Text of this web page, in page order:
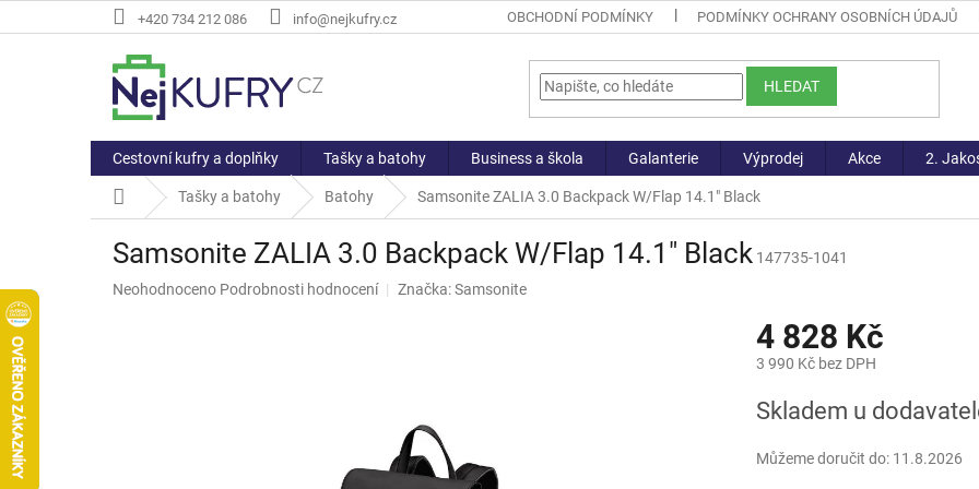
na
+420 734 212 086 info@nejkufry.cz OBCHODNÍ PODMÍNKY PODMÍNKY OCHRANY OSOBNÍCH ÚDAJŮ
HLEDAT
Cestovní kufry a doplňky Tašky a batohy Business a škola Galanterie Výprodej Akce 2.
Domů Tašky a batohy Batohy Samsonite ZALIA 3.0 Backpack W/Flap 14.1" Black
Samsonite ZALIA 3.0 Backpack W/Flap 14.1" Black 147735-1041
Průměrné
Neohodnoceno Podrobnosti hodnocení Značka:Samsonite
4 828 Kč
3 990 Kč bez DPH
cena:
Skladem u
Můžeme doručit do: 11.8.2026